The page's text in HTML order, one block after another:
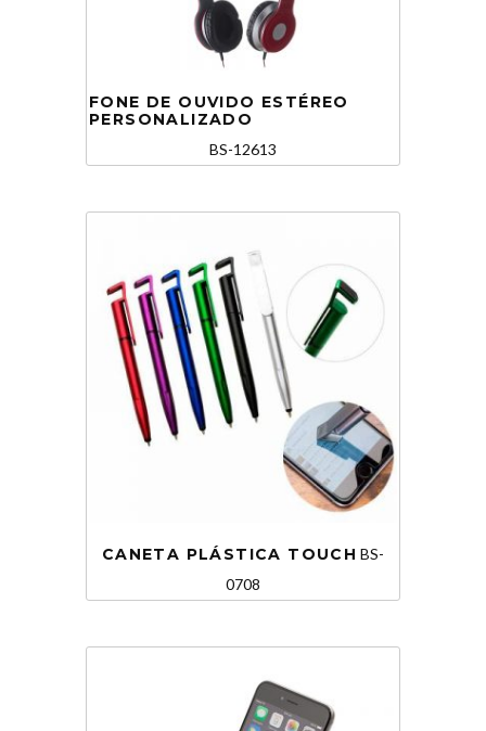
FONE DE OUVIDO ESTÉREO
PERSONALIZADO
BS-12613
CANETA PLÁSTICA TOUCH BS-
0708